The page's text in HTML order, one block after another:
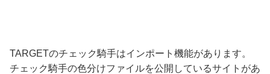
TARGETのチェック騎手はインポート機能があります。
チェック騎手の色分けファイルを公開しているサイトがあ